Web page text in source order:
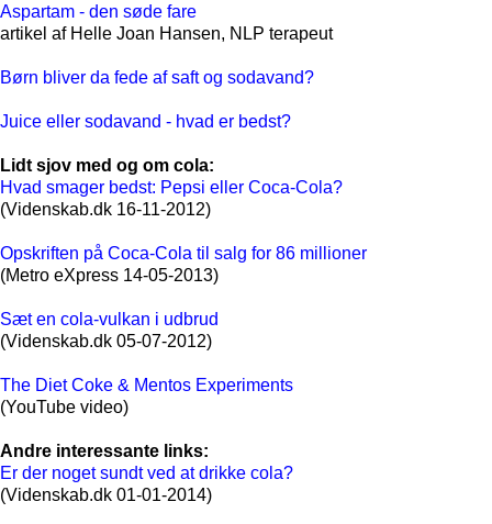
Aspartam - den søde fare
artikel af Helle Joan Hansen, NLP terapeut
Børn bliver da fede af saft og sodavand?
Juice eller sodavand - hvad er bedst?
Lidt sjov med og om cola:
Hvad smager bedst: Pepsi eller Coca-Cola?
(Videnskab.dk 16-11-2012)
Opskriften på Coca-Cola til salg for 86 millioner
(Metro eXpress 14-05-2013)
Sæt en cola-vulkan i udbrud
(Videnskab.dk 05-07-2012)
The Diet Coke & Mentos Experiments
(YouTube video)
Andre interessante links:
Er der noget sundt ved at drikke cola?
(Videnskab.dk 01-01-2014)